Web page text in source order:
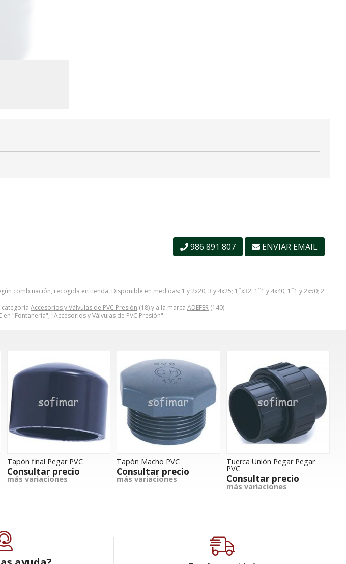
combinación, recogida en tienda. Disponible en medidas: 1 y 2x20; 3 y 4x25; 1´´x32; 1´´1 y 4x40; 1´´1 y 2x50; 2
categoría Accesorios y Válvulas de PVC Presión (18) y a la marca ADEFER (140).
en "Fontanería", "Accesorios y Válvulas de PVC Presión".
986 891 807 ENVIAR EMAIL
Tapón final Pegar PVC
Consultar precio
más variaciones
Tapón Macho PVC
Consultar precio
más variaciones
Tuerca Unión Pegar Pegar
PVC
Consultar precio
más variaciones